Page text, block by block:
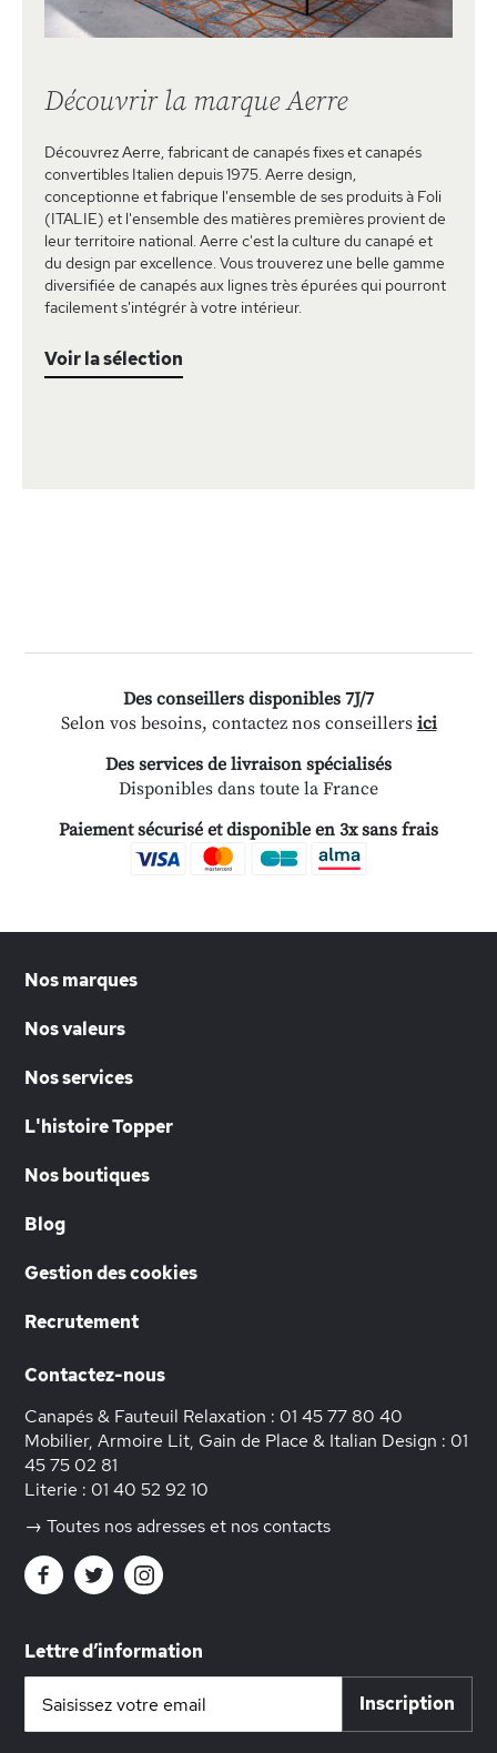
Découvrir la marque Aerre
Découvrez Aerre, fabricant de canapés fixes et canapés
convertibles Italien depuis 1975. Aerre design,
conceptionne et fabrique l'ensemble de ses produits à Foli
(ITALIE) et l'ensemble des matières premières provient de
leur territoire national. Aerre c'est la culture du canapé et
du design par excellence. Vous trouverez une belle gamme
diversifiée de canapés aux lignes très épurées qui pourront
facilement s'intégrér à votre intérieur.
Voir la sélection
Des conseillers disponibles 7J/7
Selon vos besoins, contactez nos conseillers ici
Des services de livraison spécialisés
Disponibles dans toute la France
Paiement sécurisé et disponible en 3x sans frais
Nos marques
Nos valeurs
Nos services
L'histoire Topper
Nos boutiques
Blog
Gestion des cookies
Recrutement
Contactez-nous
Canapés & Fauteuil Relaxation : 01 45 77 80 40
Mobilier, Armoire Lit, Gain de Place & Italian Design : 01
45 75 02 81
Literie : 01 40 52 92 10
→ Toutes nos adresses et nos contacts
Lettre d’information
notre
Inscription